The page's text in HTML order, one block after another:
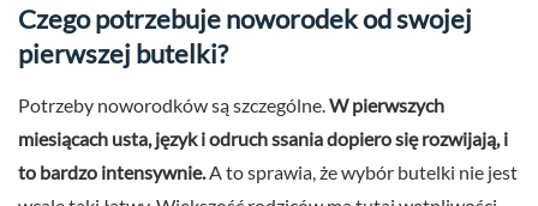
Czego potrzebuje noworodek od swojej
pierwszej butelki?
Potrzeby noworodków są szczególne. W pierwszych
miesiącach usta, język i odruch ssania dopiero się rozwijają, i
to bardzo intensywnie. A to sprawia, że wybór butelki nie jest